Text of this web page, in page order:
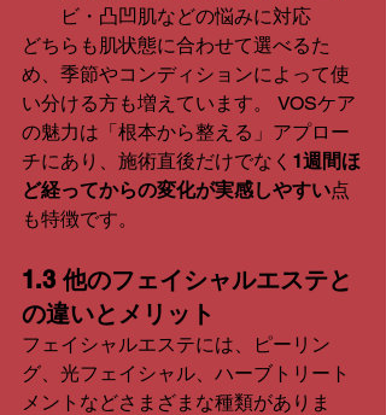
ビ・凸凹肌などの悩みに対応
どちらも肌状態に合わせて選べるた
め、季節やコンディションによって使
い分ける方も増えています。 VOSケア
の魅力は「根本から整える」アプロー
チにあり、施術直後だけでなく 1週間ほ
ど経ってからの変化が実感しやすい点
も特徴です。
1.3 他のフェイシャルエステと
の違いとメリット
フェイシャルエステには、ピーリン
グ、光フェイシャル、ハーブトリート
メントなどさまざまな種類がありま